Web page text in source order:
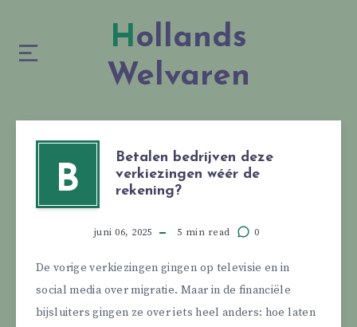
Hollands
Welvaren
B
Betalen bedrijven deze
verkiezingen wéér de
rekening?
juni 06, 2025 5 min read 0
De vorige verkiezingen gingen op televisie en in
social media over migratie. Maar in de financiële
bijsluiters gingen ze over iets heel anders: hoe laten